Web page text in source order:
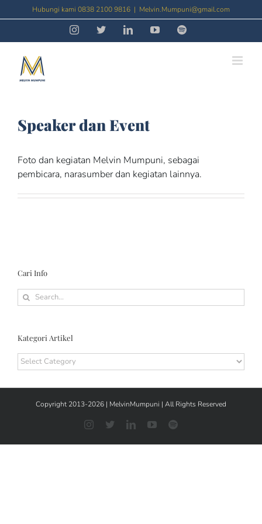
to
Hubungi kami 0838 2100 9816 | Melvin.Mumpuni@gmail.com
InstagramThreadsLinkedInYouTubeSpotify
Speaker dan Event
Foto dan kegiatan Melvin Mumpuni, sebagai
pembicara, narasumber dan kegiatan lainnya.
Cari Info
Search
for:
Kategori Artikel
Kategori
Artikel
Copyright 2013-2026 | MelvinMumpuni | All Rights Reserved
InstagramThreadsLinkedInYouTubeSpotify